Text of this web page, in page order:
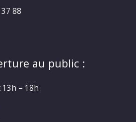
88
au public :
– 18h